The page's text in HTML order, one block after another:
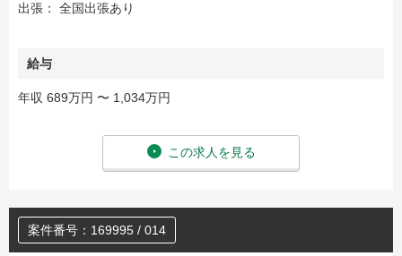
出張： 全国出張あり
給与
年収 689万円 〜 1,034万円
この求人を見る
案件番号：169995 / 014